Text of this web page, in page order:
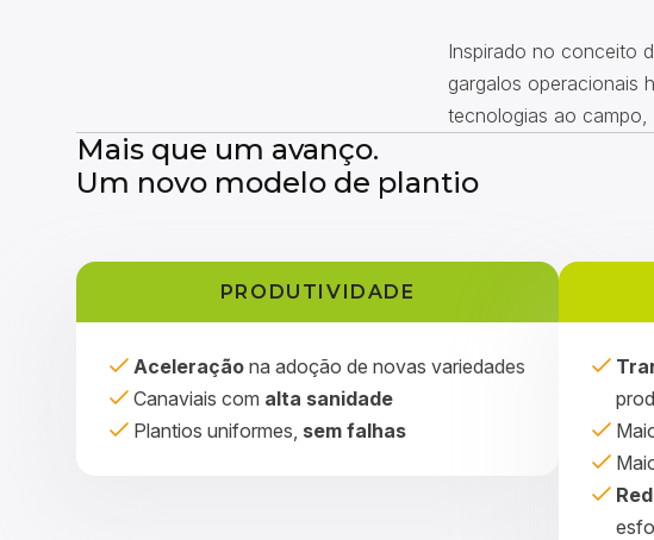
Inspirado no conceito
gargalos operacionais
tecnologias ao campo,
Mais que um avanço.
Um novo modelo de plantio
PRODUTIVIDADE
Aceleração na adoção de novas variedades
Canaviais com alta sanidade
Plantios uniformes, sem falhas